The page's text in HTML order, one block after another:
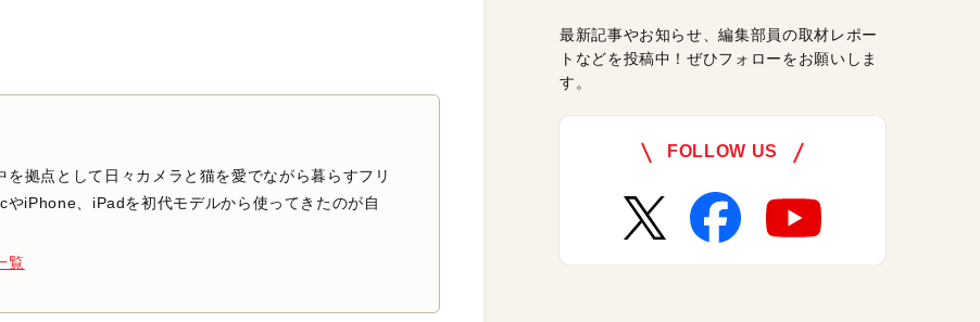
を拠点として日々カメラと猫を愛でながら暮らすフリ
やiPhone、iPadを初代モデルから使ってきたのが自
覧
最新記事やお知らせ、編集部員の取材レポー
トなどを投稿中！ぜひフォローをお願いしま
す。
FOLLOW US